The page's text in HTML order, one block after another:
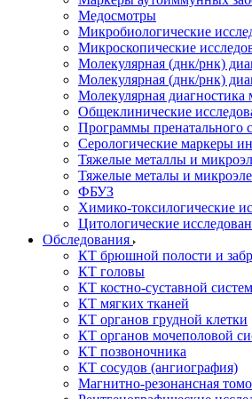
Медосмотры
Микробиологические
Микроскопические
Молекулярная (днк/рнк)
Молекулярная (днк/рнк)
Молекулярная диагностика
Общеклинические
Программы пренатального
Серологические маркеры
Тяжелые металлы и
Тяжелые металы и
ФБУЗ
Химико-токсилогические
Цитологические
Обследования
КТ брюшной полости и
КТ головы
КТ костно-суставной
КТ мягких тканей
КТ органов грудной клетки
КТ органов мочеполовой
КТ позвоночника
КТ сосудов (ангиография)
Магнитно-резонансная